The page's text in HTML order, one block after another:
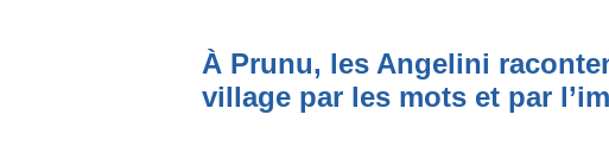
À Prunu, les Angelini
village par les mots et par